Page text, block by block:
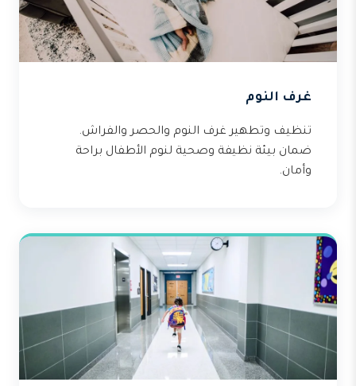
غرف النوم
تنظيف وتطهير غرف النوم والحصر والفراش.
ضمان بيئة نظيفة وصحية لنوم الأطفال براحة
وأمان.